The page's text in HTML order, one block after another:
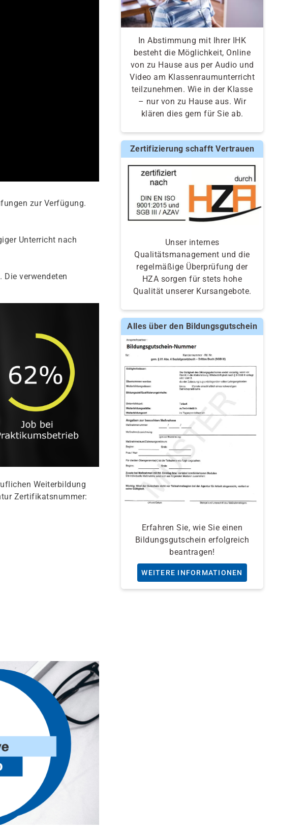
zur Verfügung.
Unterricht nach
verwendeten
Weiterbildung
Zertifikatsnummer:
In Abstimmung mit Ihrer IHK
besteht die Möglichkeit, Online
von zu Hause aus per Audio und
Video am Klassenraumunterricht
teilzunehmen. Wie in der Klasse
– nur von zu Hause aus. Wir
klären dies gern für Sie ab.
Zertifizierung schafft Vertrauen
Unser internes
Qualitätsmanagement und die
regelmäßige Überprüfung der
HZA sorgen für stets hohe
Qualität unserer Kursangebote.
Alles über den Bildungsgutschein
Erfahren Sie, wie Sie einen
Bildungsgutschein erfolgreich
beantragen!
WEITERE INFORMATIONEN